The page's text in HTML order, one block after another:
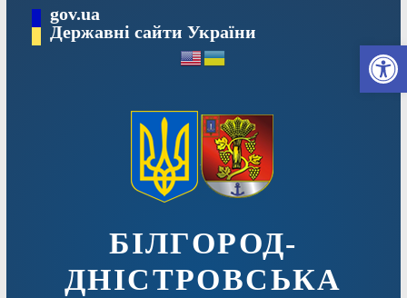
вмісту
gov.ua
Державні сайти України
БІЛГОРОД-
ДНІСТРОВСЬКА